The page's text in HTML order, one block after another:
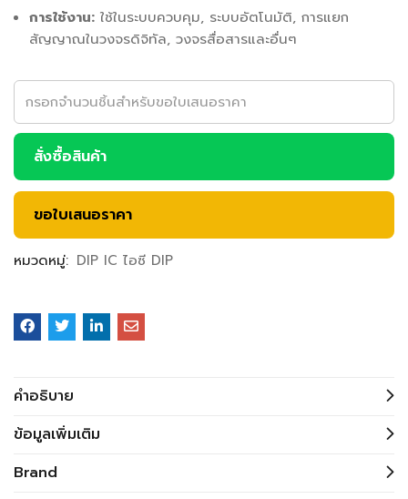
การใช้งาน: ใช้ในระบบควบคุม, ระบบอัตโนมัติ, การแยก
สัญญาณในวงจรดิจิทัล, วงจรสื่อสารและอื่นๆ
สั่งซื้อสินค้า
ขอใบเสนอราคา
หมวดหมู่: DIP IC ไอซี DIP
คำอธิบาย
ข้อมูลเพิ่มเติม
Brand